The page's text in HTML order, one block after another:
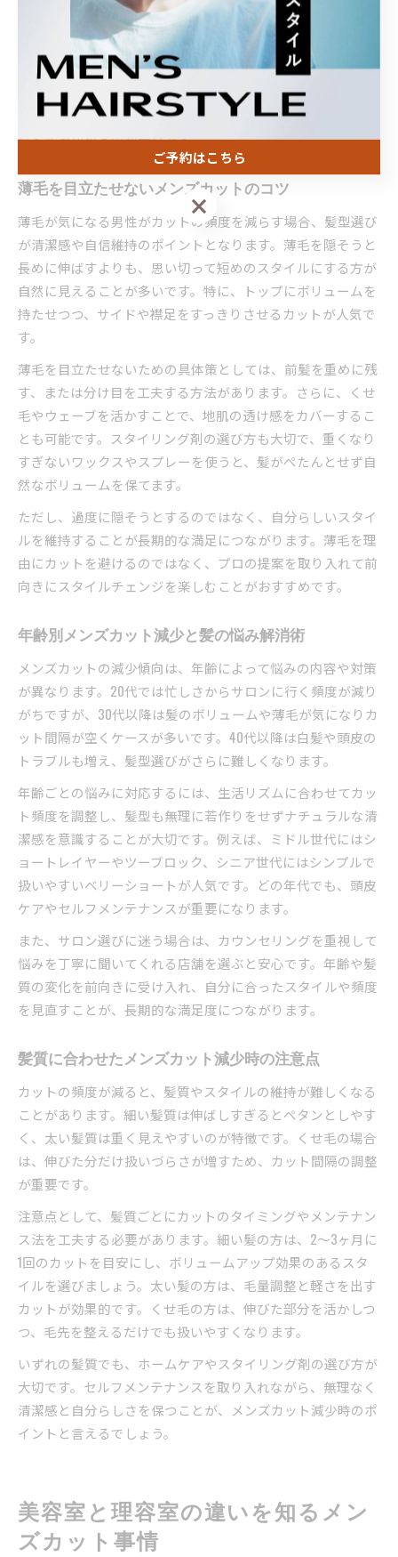
ドやバックを短めに仕上げることで、トップのボリュームが
強調され、若々しい印象を与えることができます。
注意点として、過度なカットやすきバサミの多用は逆効果に
なることがあります。髪が細い方は、髪の密度を保つカット
技術が求められるため、経験豊富な技術者に相談しながらス
タイルを決めるのが安心です。
薄毛を目立たせないメンズカットのコツ
薄毛が気になる男性がカットの頻度を減らす場合、髪型選び
が清潔感や自信維持のポイントとなります。薄毛を隠そうと
長めに伸ばすよりも、思い切って短めのスタイルにする方が
自然に見えることが多いです。特に、トップにボリュームを
持たせつつ、サイドや襟足をすっきりさせるカットが人気で
す。
薄毛を目立たせないための具体策としては、前髪を重めに残
す、または分け目を工夫する方法があります。さらに、くせ
毛やウェーブを活かすことで、地肌の透け感をカバーするこ
とも可能です。スタイリング剤の選び方も大切で、重くなり
すぎないワックスやスプレーを使うと、髪がぺたんとせず自
然なボリュームを保てます。
ただし、過度に隠そうとするのではなく、自分らしいスタイ
ルを維持することが長期的な満足につながります。薄毛を理
由にカットを避けるのではなく、プロの提案を取り入れて前
向きにスタイルチェンジを楽しむことがおすすめです。
年齢別メンズカット減少と髪の悩み解消術
メンズカットの減少傾向は、年齢によって悩みの内容や対策
が異なります。20代では忙しさからサロンに行く頻度が減り
がちですが、30代以降は髪のボリュームや薄毛が気になりカ
ット間隔が空くケースが多いです。40代以降は白髪や頭皮の
トラブルも増え、髪型選びがさらに難しくなります。
年齢ごとの悩みに対応するには、生活リズムに合わせてカッ
ト頻度を調整し、髪型も無理に若作りをせずナチュラルな清
潔感を意識することが大切です。例えば、ミドル世代にはシ
ョートレイヤーやツーブロック、シニア世代にはシンプルで
扱いやすいベリーショートが人気です。どの年代でも、頭皮
ケアやセルフメンテナンスが重要になります。
また、サロン選びに迷う場合は、カウンセリングを重視して
悩みを丁寧に聞いてくれる店舗を選ぶと安心です。年齢や髪
質の変化を前向きに受け入れ、自分に合ったスタイルや頻度
を見直すことが、長期的な満足度につながります。
髪質に合わせたメンズカット減少時の注意点
カットの頻度が減ると、髪質やスタイルの維持が難しくなる
ことがあります。細い髪質は伸ばしすぎるとペタンとしやす
く、太い髪質は重く見えやすいのが特徴です。くせ毛の場合
は、伸びた分だけ扱いづらさが増すため、カット間隔の調整
が重要です。
注意点として、髪質ごとにカットのタイミングやメンテナン
ス法を工夫する必要があります。細い髪の方は、2〜3ヶ月に
1回のカットを目安にし、ボリュームアップ効果のあるスタ
イルを選びましょう。太い髪の方は、毛量調整と軽さを出す
カットが効果的です。くせ毛の方は、伸びた部分を活かしつ
つ、毛先を整えるだけでも扱いやすくなります。
いずれの髪質でも、ホームケアやスタイリング剤の選び方が
大切です。セルフメンテナンスを取り入れながら、無理なく
清潔感と自分らしさを保つことが、メンズカット減少時のポ
イントと言えるでしょう。
美容室と理容室の違いを知るメン
ズカット事情
ご予約はこちら
ご予約はこちら